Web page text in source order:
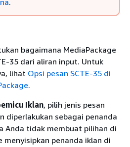
.
bagaimana MediaPackage
35 dari aliran input. Untuk
lihat Opsi pesan SCTE-35 di
.
Iklan, pilih jenis pesan
diperlakukan sebagai penanda
Anda tidak membuat pilihan di
menyisipkan penanda iklan di